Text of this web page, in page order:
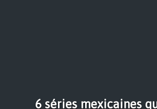
6 séries mexicaines